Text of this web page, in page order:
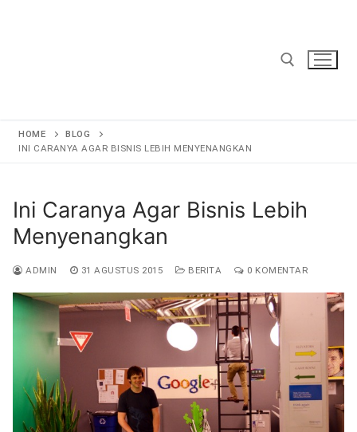
HOME
BLOG
INI CARANYA AGAR BISNIS LEBIH MENYENANGKAN
Ini Caranya Agar Bisnis Lebih
Menyenangkan
ADMIN 31 AGUSTUS 2015 BERITA 0 KOMENTAR